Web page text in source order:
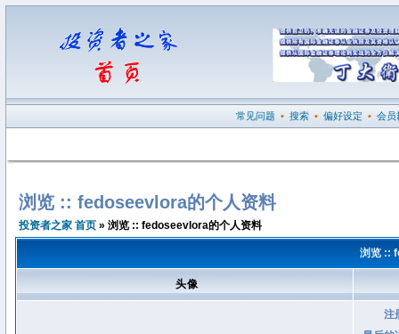
常见问题 • 搜索 • 偏好设定 • 会员
浏览 :: fedoseevlora的个人资料
投资者之家 首页 » 浏览 :: fedoseevlora的个人资料
浏览 ::
头像
注